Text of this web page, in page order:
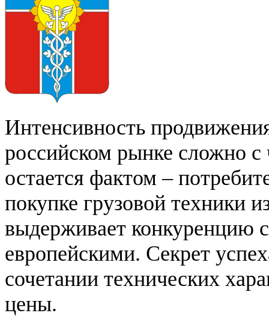
Интенсивность
российском рынке сложно
остается фактом –
покупке грузовой техники
выдерживает конкуренцию
европейскими. Секрет
сочетании технических
цены.